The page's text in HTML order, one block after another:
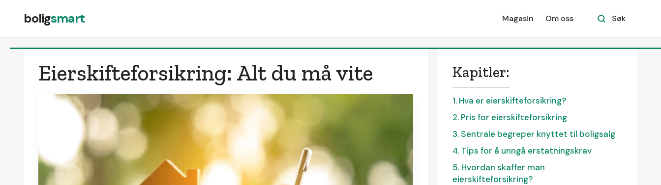
boligsmart Magasin Om oss Søk
Eierskifteforsikring: Alt du må vite Kapitler:
1. Hva er eierskifteforsikring?
2. Pris for eierskifteforsikring
3. Sentrale begreper knyttet til boligsalg
4. Tips for å unngå erstatningskrav
5. Hvordan skaffer man
eierskifteforsikring?